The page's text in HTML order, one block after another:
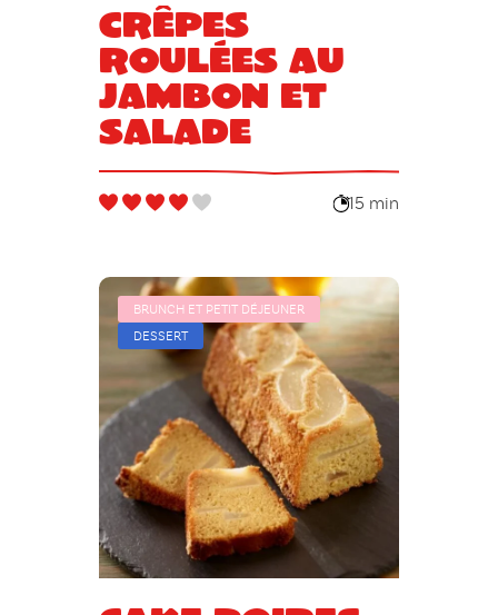
Crêpes
roulées au
jambon et
salade
15 min
BRUNCH ET PETIT DÉJEUNER
DESSERT